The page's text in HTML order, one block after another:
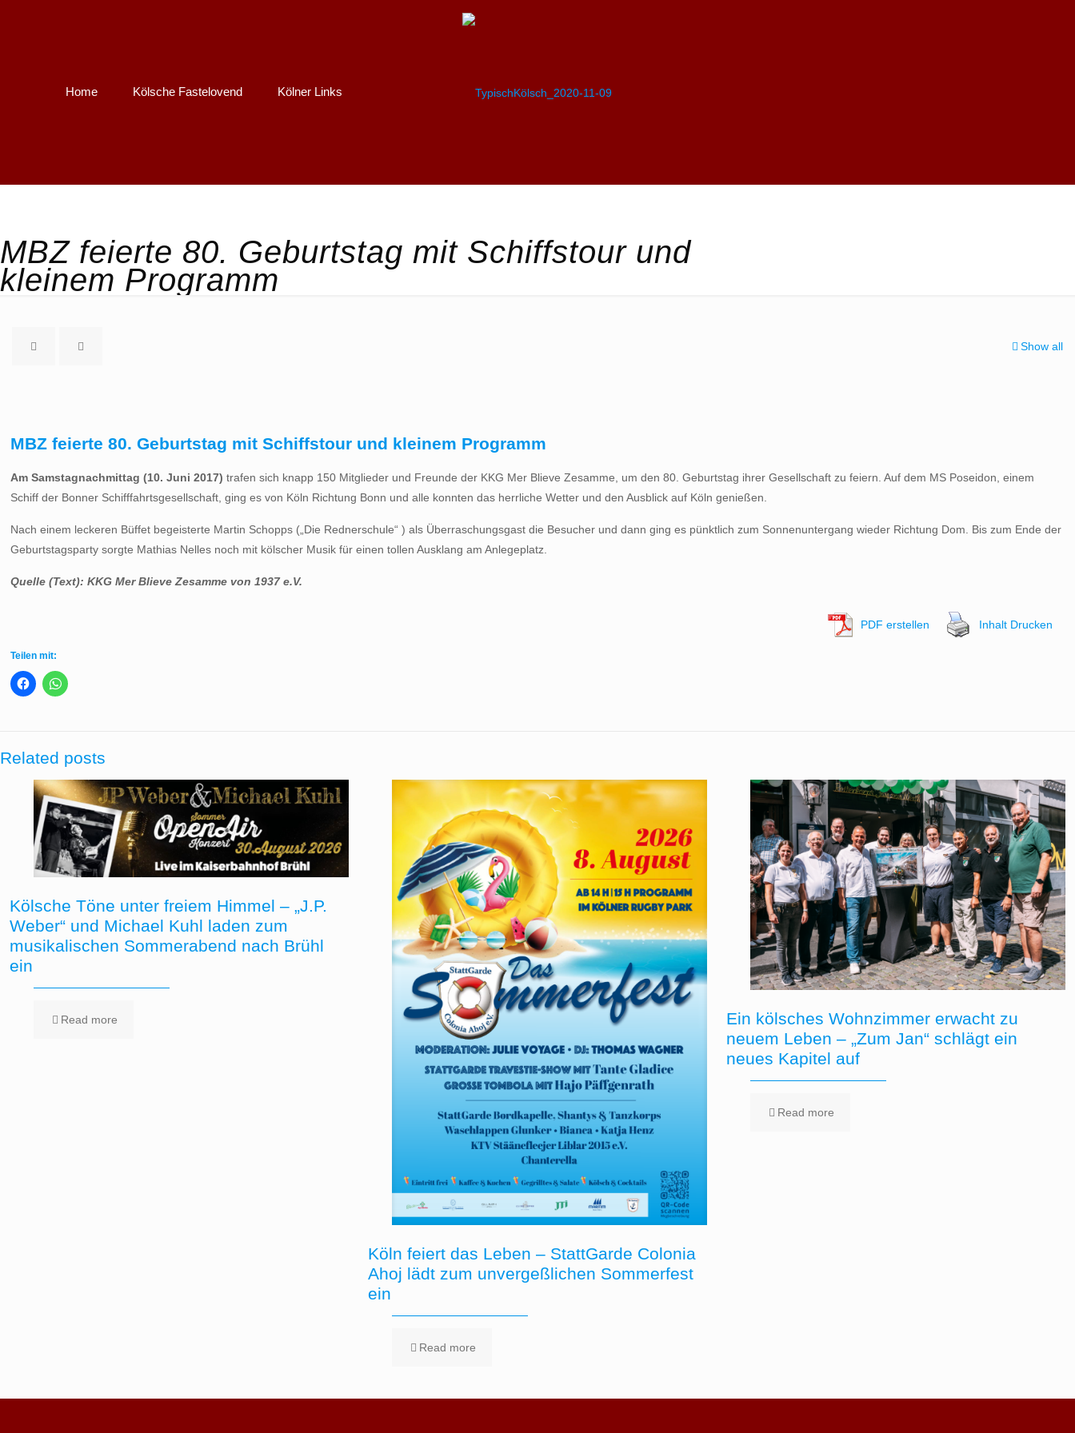
Home Kölsche Fastelovend Kölner Links
MBZ feierte 80. Geburtstag mit Schiffstour und
kleinem Programm
Show all
MBZ feierte 80. Geburtstag mit Schiffstour und kleinem Programm
Am Samstagnachmittag (10. Juni 2017) trafen sich knapp 150 Mitglieder und Freunde der KKG Mer Blieve Zesamme, um den 80. Geburtstag ihrer Gesellschaft zu feiern. Auf dem MS Poseidon, einem
Schiff der Bonner Schifffahrtsgesellschaft, ging es von Köln Richtung Bonn und alle konnten das herrliche Wetter und den Ausblick auf Köln genießen.
Nach einem leckeren Büffet begeisterte Martin Schopps („Die Rednerschule“ ) als Überraschungsgast die Besucher und dann ging es pünktlich zum Sonnenuntergang wieder Richtung Dom. Bis zum Ende der
Geburtstagsparty sorgte Mathias Nelles noch mit kölscher Musik für einen tollen Ausklang am Anlegeplatz.
Quelle (Text): KKG Mer Blieve Zesamme von 1937 e.V.
PDF erstellen Inhalt Drucken
Teilen mit:
Related posts
Kölsche Töne unter freiem Himmel – „J.P.
Weber“ und Michael Kuhl laden zum
musikalischen Sommerabend nach Brühl
ein
Read more
Köln feiert das Leben – StattGarde Colonia
Ahoj lädt zum unvergeßlichen Sommerfest
ein
Read more
Ein kölsches Wohnzimmer erwacht zu
neuem Leben – „Zum Jan“ schlägt ein
neues Kapitel auf
Read more